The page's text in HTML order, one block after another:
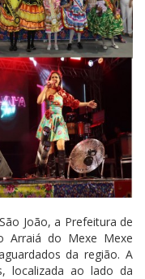
João, a Prefeitura de
Arraiá do Mexe Mexe
da região. A
localizada ao lado da